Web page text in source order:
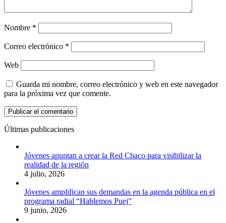
Nombre *
Correo electrónico *
Web
Guarda mi nombre, correo electrónico y web en este navegador
para la próxima vez que comente.
Últimas publicaciones
Jóvenes apuntan a crear la Red Chaco para visibilizar la
realidad de la región
4 julio, 2026
Jóvenes amplifican sus demandas en la agenda pública en el
programa radial “Hablemos Puej”
9 junio, 2026